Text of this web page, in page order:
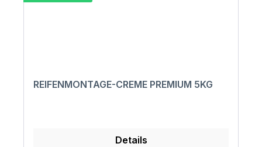
REIFENMONTAGE-CREME PREMIUM 5KG
Details